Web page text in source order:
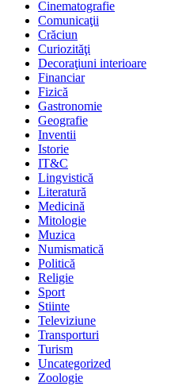
Cinematografie
Comunicaţii
Crăciun
Curiozităţi
Decoraţiuni interioare
Financiar
Fizică
Gastronomie
Geografie
Inventii
Istorie
IT&C
Lingvistică
Literatură
Medicină
Mitologie
Muzica
Numismatică
Politică
Religie
Sport
Stiinte
Televiziune
Transporturi
Turism
Uncategorized
Zoologie